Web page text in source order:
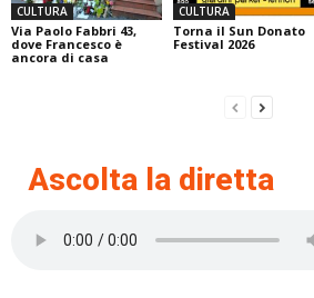
CULTURA
Via Paolo Fabbri 43,
dove Francesco è
ancora di casa
CULTURA
Torna il Sun Donato
Festival 2026
Ascolta la diretta